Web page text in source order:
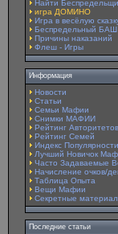
Найти
игра ДОМИНО
Игра в весёлую
Беспредельный БАШ
Причины наказаний
Флеш - Игры
Информация
Новости
Статьи
Семьи Мафии
Снимки МАФИИ
Рейтинг Авторитетов
Рейтинг Семей
Индекс Популярности
Лучший Новичок
Часто Задаваемые
Начисление очков/
Таблица Опыта
Вещи Мафии
Секретные
Последние статьи